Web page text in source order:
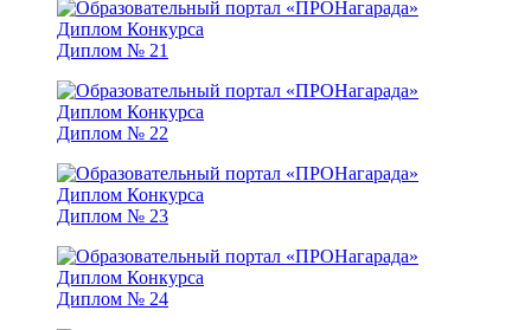
Диплом № 21
Диплом № 22
Диплом № 23
Диплом № 24